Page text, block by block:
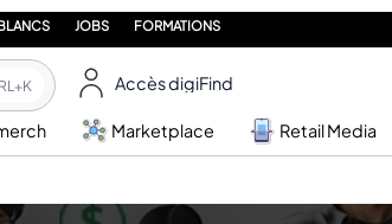
JOBS FORMATIONS
Accès digiFind
Marketplace Retail Media